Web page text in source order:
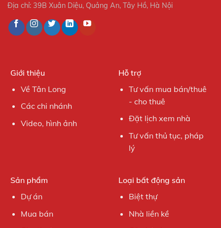
Địa chỉ: 39B Xuân Diệu, Quảng An, Tây Hồ, Hà Nội
Giới thiệu
Về Tân Long
Các chi nhánh
Video, hình ảnh
Hỗ trợ
Tư vấn mua bán/thuê
- cho thuê
Đặt lịch xem nhà
Tư vấn thủ tục, pháp
lý
Sản phẩm
Dự án
Mua bán
Loại bất động sản
Biệt thự
Nhà liền kề